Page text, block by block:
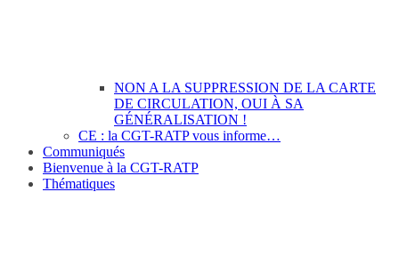
NON A LA SUPPRESSION DE LA CARTE
DE CIRCULATION, OUI À SA
GÉNÉRALISATION !
CE : la CGT-RATP vous informe…
Communiqués
Bienvenue à la CGT-RATP
Thématiques